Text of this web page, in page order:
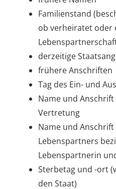
Familienstand
ob verheiratet oder
derzeitige
frühere Anschriften
Tag des Ein- und
Name und
Vertretung
Name und
Lebenspartners
Lebenspartnerin
Sterbetag und -ort
den Staat)